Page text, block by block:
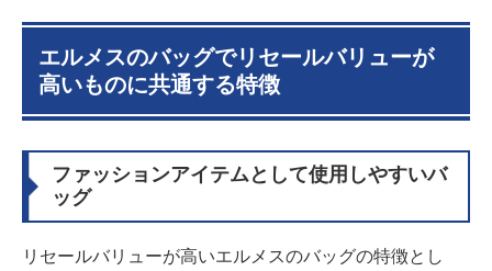
エルメスのバッグでリセールバリューが
高いものに共通する特徴
ファッションアイテムとして使用しやすいバ
ッグ
リセールバリューが高いエルメスのバッグの特徴とし